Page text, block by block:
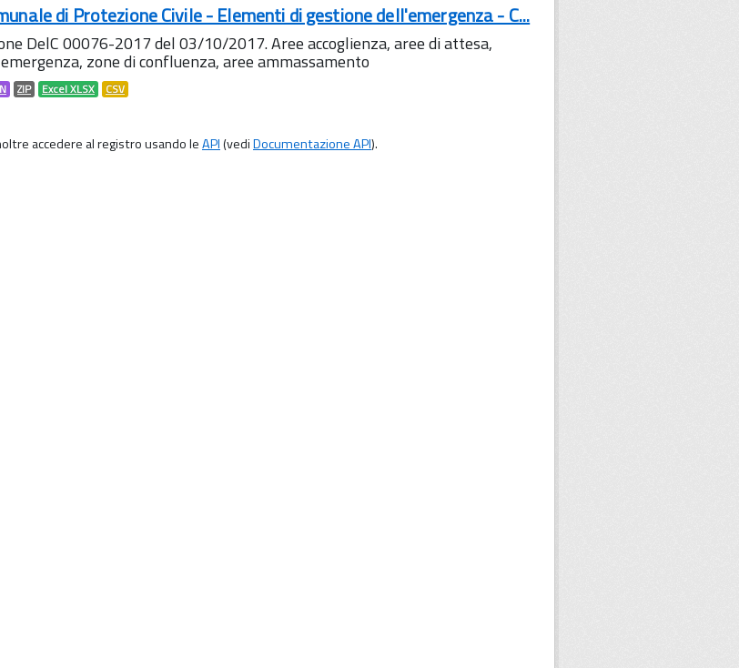
di Protezione Civile - Elementi di gestione dell'emergenza - C...
DelC 00076-2017 del 03/10/2017. Aree accoglienza, aree di attesa,
zone di confluenza, aree ammassamento
ZIP Excel XLSX CSV
accedere al registro usando leAPI(vediDocumentazione API).